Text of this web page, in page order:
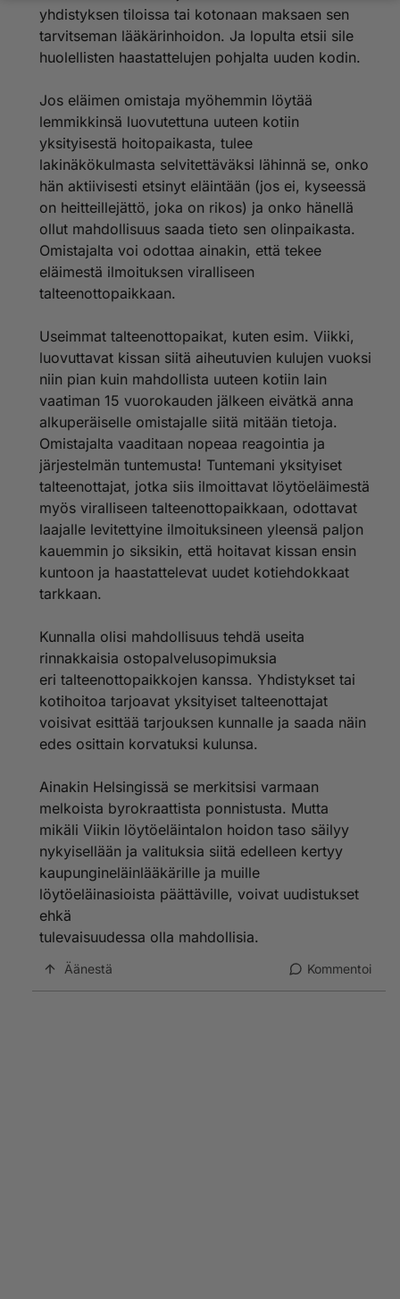
voi kutsua hoidoksi. Ammattitaitoisia eläintenhoitajia ei
tällä hetkellä talossa ole montaakaan. Suurin osa on
lähtenyt loppuunpalaneena, jotkut ulos savustettuina
ja eräs laittomasti erotettuna. Hesyn huonoa
vuosia käsitelty ja käsitellään yhä Uudenmaan
työsuojelupiirissä.
Luotettavien vastaanottopaikkojen puutteessa monet
eläinrakkaat ihmiset kustantavat omasta pussistaan
talteenottamiensa löytöeläinten ruuan, lääkärikulut,
steriloinnit ja kuljetukset. He ilmoittavat niistä
talteenottopaikkoihin (kuten Viikkiin) ja etsivät
omistajia netissä, kauppojen ilmoitustauluilla jne.
Majoittavat niitä luonaan ja lopulta etsivät niille uudet
kodit. Tällaista eläinrakkautta Hesyssä ilkutaan
"kissojen keräämisenä".
yhdistyksen tiloissa tai kotonaan maksaen sen
tarvitseman lääkärinhoidon. Ja lopulta etsii sile
huolellisten haastattelujen pohjalta uuden kodin.
Jos eläimen omistaja myöhemmin löytää
lemmikkinsä luovutettuna uuteen kotiin
yksityisestä hoitopaikasta, tulee
lakinäkökulmasta selvitettäväksi lähinnä se, onko
hän aktiivisesti etsinyt eläintään (jos ei, kyseessä
on heitteillejättö, joka on rikos) ja onko hänellä
ollut mahdollisuus saada tieto sen olinpaikasta.
Omistajalta voi odottaa ainakin, että tekee
eläimestä ilmoituksen viralliseen
talteenottopaikkaan.
Useimmat talteenottopaikat, kuten esim. Viikki,
luovuttavat kissan siitä aiheutuvien kulujen vuoksi
niin pian kuin mahdollista uuteen kotiin lain
vaatiman 15 vuorokauden jälkeen eivätkä anna
alkuperäiselle omistajalle siitä mitään tietoja.
Omistajalta vaaditaan nopeaa reagointia ja
järjestelmän tuntemusta! Tuntemani yksityiset
talteenottajat, jotka siis ilmoittavat löytöeläimestä
myös viralliseen talteenottopaikkaan, odottavat
laajalle levitettyine ilmoituksineen yleensä paljon
kauemmin jo siksikin, että hoitavat kissan ensin
kuntoon ja haastattelevat uudet kotiehdokkaat
tarkkaan.
Kunnalla olisi mahdollisuus tehdä useita
rinnakkaisia ostopalvelusopimuksia
eri talteenottopaikkojen kanssa. Yhdistykset tai
kotihoitoa tarjoavat yksityiset talteenottajat
voisivat esittää tarjouksen kunnalle ja saada näin
edes osittain korvatuksi kulunsa.
Ainakin Helsingissä se merkitsisi varmaan
melkoista byrokraattista ponnistusta. Mutta
mikäli Viikin löytöeläintalon hoidon taso säilyy
nykyisellään ja valituksia siitä edelleen kertyy
kaupungineläinlääkärille ja muille
löytöeläinasioista päättäville, voivat uudistukset
ehkä
tulevaisuudessa olla mahdollisia.
Äänestä Kommentoi